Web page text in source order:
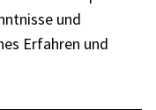
und
Erfah­ren und